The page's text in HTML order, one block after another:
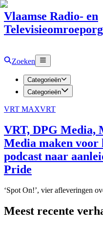
Vlaamse Radio- en
Zoeken
Categorieën
Categorieën
VRT MAXVRT
VRT, DPG Media,
Media maken voor
podcast naar
Pride
‘Spot On!’, vier afleveringen
Meest recente